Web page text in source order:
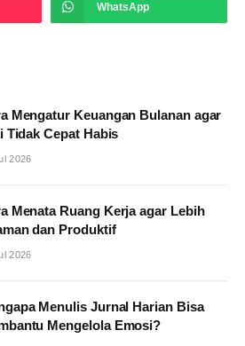
WhatsApp
Mengatur Keuangan Bulanan agar
Tidak Cepat Habis
2026
Menata Ruang Kerja agar Lebih
dan Produktif
2026
Menulis Jurnal Harian Bisa
Mengelola Emosi?